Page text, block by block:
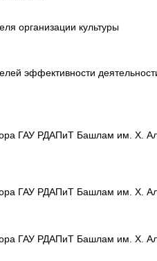
организации культуры
эффективности
ГАУ РДАПиТ Башлам им. Х.
ГАУ РДАПиТ Башлам им. Х.
ГАУ РДАПиТ Башлам им. Х.